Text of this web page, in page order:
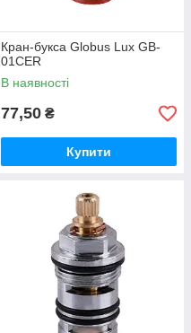
Кран-букса Globus Lux GB-
01CER
В наявності
77,50 ₴
Купити